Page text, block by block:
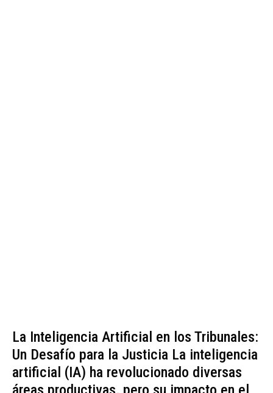
La Inteligencia Artificial en los Tribunales:
Un Desafío para la Justicia La inteligencia
artificial (IA) ha revolucionado diversas